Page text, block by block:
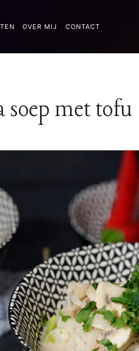
OVER MIJ CONTACT
met tofu